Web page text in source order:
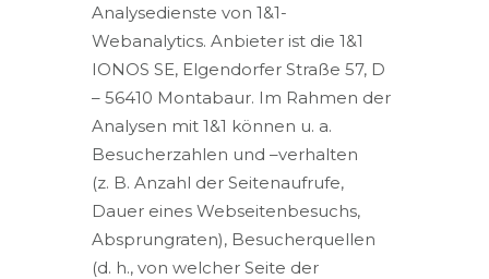
Analysedienste von 1&1-
Webanalytics. Anbieter ist die 1&1
IONOS SE, Elgendorfer Straße 57, D
– 56410 Montabaur. Im Rahmen der
Analysen mit 1&1 können u. a.
Besucherzahlen und –verhalten
(z. B. Anzahl der Seitenaufrufe,
Dauer eines Webseitenbesuchs,
Absprungraten), Besucherquellen
(d. h., von welcher Seite der